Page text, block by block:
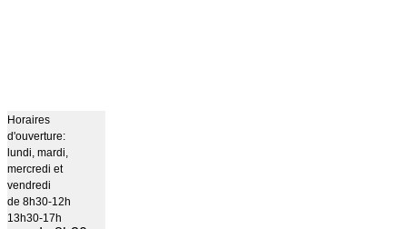
Horaires
d'ouverture:
lundi, mardi,
mercredi et
vendredi
de 8h30-12h
13h30-17h